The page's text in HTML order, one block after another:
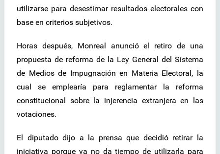
utilizarse para desestimar resultados electorales con
base en criterios subjetivos.
Horas después, Monreal anunció el retiro de una
propuesta de reforma de la Ley General del Sistema
de Medios de Impugnación en Materia Electoral, la
cual se emplearía para reglamentar la reforma
constitucional sobre la injerencia extranjera en las
votaciones.
El diputado dijo a la prensa que decidió retirar la
iniciativa porque ya no da tiempo de utilizarla para